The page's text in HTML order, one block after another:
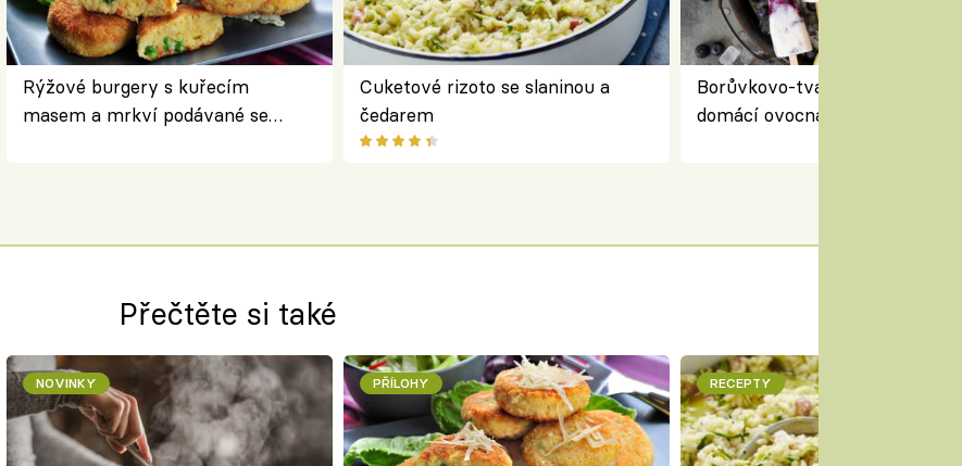
Rýžové burgery s kuřecím
masem a mrkví podávané se
Cuketové rizoto se slaninou a
čedarem
Borůvkovo-tvarohové nanuky
domácí ovocná zmrzlina na
Přečtěte si také
NOVINKY PŘÍLOHY RECEPTY